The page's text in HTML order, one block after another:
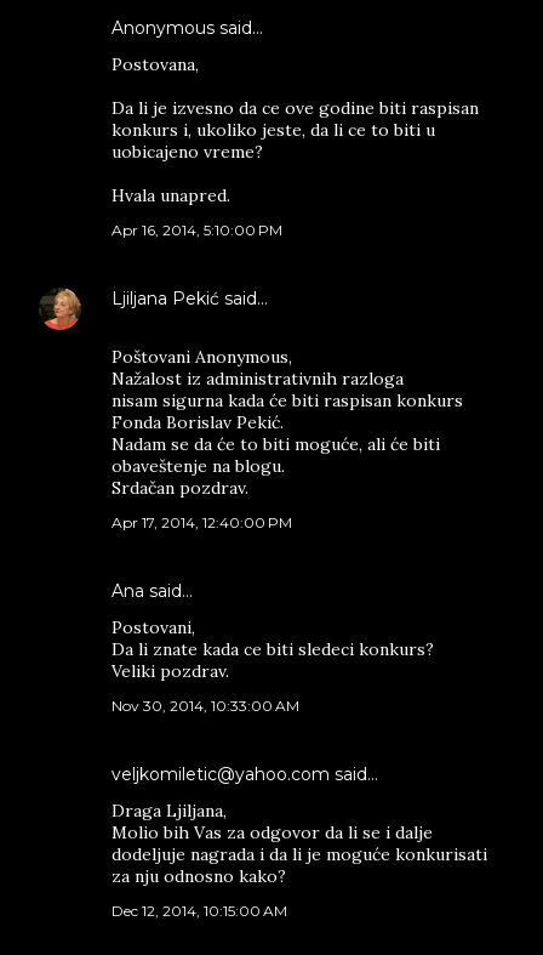
Anonymous said…
Postovana,
Da li je izvesno da ce ove godine biti raspisan
konkurs i, ukoliko jeste, da li ce to biti u
uobicajeno vreme?
Hvala unapred.
Apr 16, 2014, 5:10:00 PM
Ljiljana Pekić said…
Poštovani Anonymous,
Nažalost iz administrativnih razloga
nisam sigurna kada će biti raspisan konkurs
Fonda Borislav Pekić.
Nadam se da će to biti moguće, ali će biti
obaveštenje na blogu.
Srdačan pozdrav.
Apr 17, 2014, 12:40:00 PM
Ana said…
Postovani,
Da li znate kada ce biti sledeci konkurs?
Veliki pozdrav.
Nov 30, 2014, 10:33:00 AM
veljkomiletic@yahoo.com said…
Draga Ljiljana,
Molio bih Vas za odgovor da li se i dalje
dodeljuje nagrada i da li je moguće konkurisati
za nju odnosno kako?
Dec 12, 2014, 10:15:00 AM